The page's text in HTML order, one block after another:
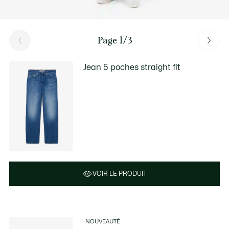
Page 1/3
Jean 5 poches straight fit
VOIR LE PRODUIT
NOUVEAUTÉ